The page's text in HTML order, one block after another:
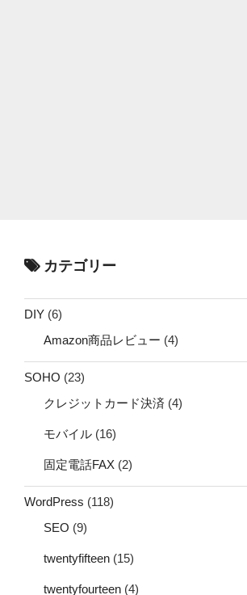
カテゴリー
DIY (6)
Amazon商品レビュー (4)
SOHO (23)
クレジットカード決済 (4)
モバイル (16)
固定電話FAX (2)
WordPress (118)
SEO (9)
twentyfifteen (15)
twentyfourteen (4)